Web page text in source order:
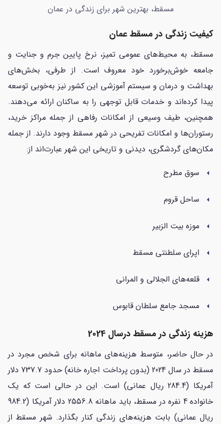
مسقط، بهترین شهر برای زندگی در عمان
کیفیت زندگی در مسقط عمان
مسقط، به محیط‌های عمومی تمیز، نرخ پایین جرم و جنایت و
جامعه خوش‌برخورد خود معروف است. از طرفی، بخش‌های
بهداشت و درمان و سیستم آموزشی این کشور نیز به‌خوبی توسعه
پیدا کرده‌اند و خدمات قابل توجهی را به ساکنان ارائه می‌دهند.
همچنین، طیف وسیعی از امکانات رفاهی از جمله مراکز خرید،
رستوران‌ها و امکانات تفریحی در شهر مسقط وجود دارند. از جمله
مکان‌های گردشگری، دیدنی و تاریخی این شهر عبارت‌اند از:
arrow_left سوق مطرح
arrow_left ساحل قروم
arrow_left موزه بیت الزبیر
arrow_left اپرای سلطنتی مسقط
arrow_left قلعه‌های الجلالی و المرانی
arrow_left مسجد جامع سلطان قابوس
هزینه زندگی در مسقط درسال 2024
در حال حاضر، متوسط هزینه‌های ماهانه برای شخص مجرد در
مسقط در سال 2024 (بدون پرداخت اجاره خانه) حدود 737.7 دلار
آمریکا (284.4 ریال عمانی) است. این در حالی است که یک
خانواده 4 نفره در مسقط، باید ماهانه 2556.8 دلار آمریکا (984.2
ریال عمانی) بابت هزینه‌های زندگی کنار بگذارد. شهر مسقط از